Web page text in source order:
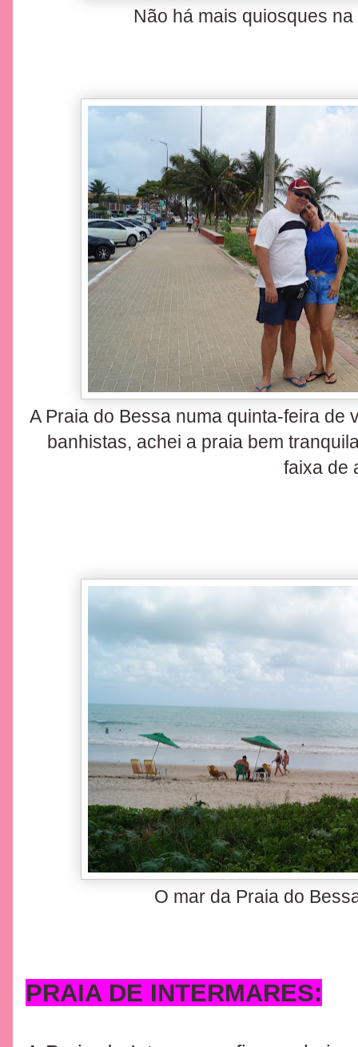
Não há mais quiosques
A Praia do Bessa numa quinta-feira de
banhistas, achei a praia bem
faixa de
O mar da Praia do
PRAIA DE INTERMARES: